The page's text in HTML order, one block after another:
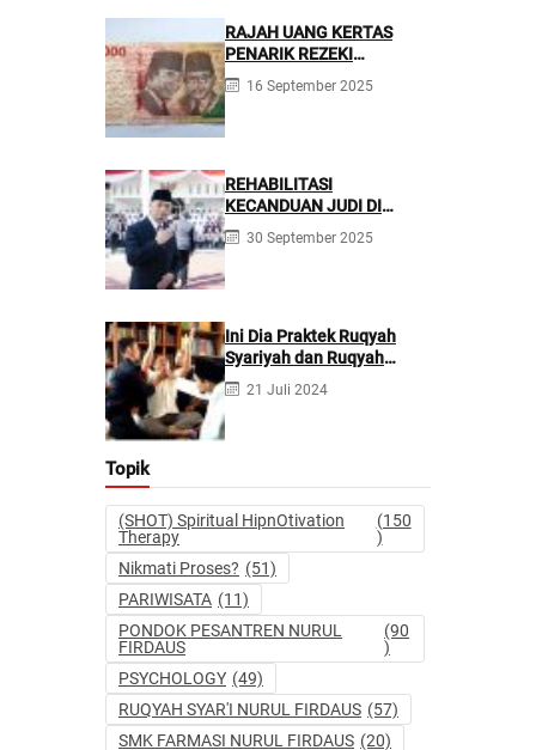
RAJAH UANG KERTAS
PENARIK REZEKI
BERLIMPAH
16 September 2025
REHABILITASI
KECANDUAN JUDI DI
PONPES NURUL FIRDAUS ||
Kecanduan Judi
30 September 2025
Ini Dia Praktek Ruqyah
Syariyah dan Ruqyah
Syetan Menurut Dr Gumilar
21 Juli 2024
Topik
(SHOT) Spiritual HipnOtivation
Therapy
(150
)
Nikmati Proses? (51)
PARIWISATA (11)
PONDOK PESANTREN NURUL
FIRDAUS
(90
)
PSYCHOLOGY (49)
RUQYAH SYAR'I NURUL FIRDAUS (57)
SMK FARMASI NURUL FIRDAUS (20)